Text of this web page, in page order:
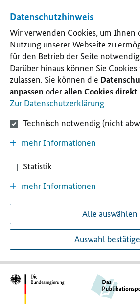
Datenschutzhinweis
Wir verwenden Cookies, um Ihnen
Nutzung unserer Webseite zu
für den Betrieb der Seite
Darüber hinaus können Sie
zulassen. Sie können die
anpassen oderallen Cookies
Zur Datenschutzerklärung
Technisch notwendig (nicht
mehr Informationen
Statistik
mehr Informationen
Alle auswählen
Auswahl